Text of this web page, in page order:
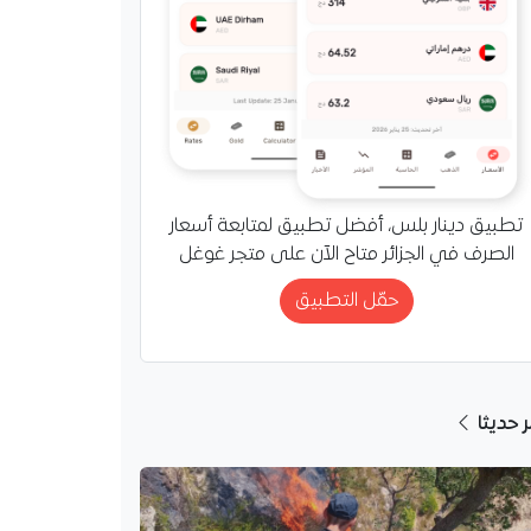
تطبيق دينار بلس، أفضل تطبيق لمتابعة أسعار
الصرف في الجزائر متاح الآن على متجر غوغل
حمّل التطبيق
حديثا